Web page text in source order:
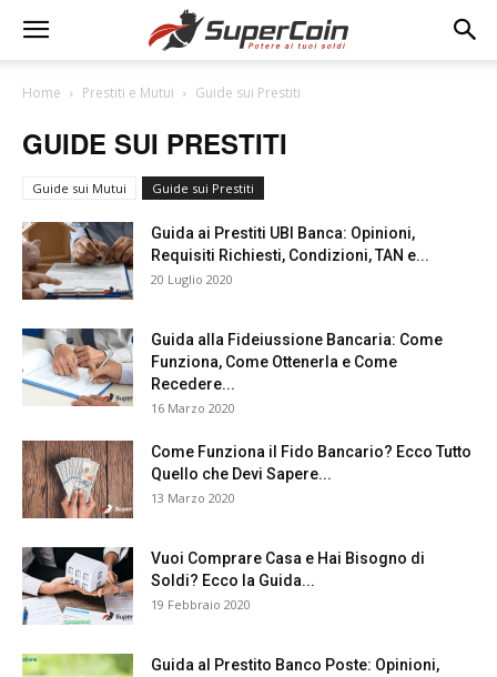
Home Prestiti e Mutui Guide sui Prestiti
GUIDE SUI PRESTITI
Guide sui Mutui Guide sui Prestiti
Guida ai Prestiti UBI Banca: Opinioni,
Requisiti Richiesti, Condizioni, TAN e...
20 Luglio 2020
Guida alla Fideiussione Bancaria: Come
Funziona, Come Ottenerla e Come
Recedere...
16 Marzo 2020
Come Funziona il Fido Bancario? Ecco Tutto
Quello che Devi Sapere...
13 Marzo 2020
Vuoi Comprare Casa e Hai Bisogno di
Soldi? Ecco la Guida...
19 Febbraio 2020
Guida al Prestito Banco Poste: Opinioni,